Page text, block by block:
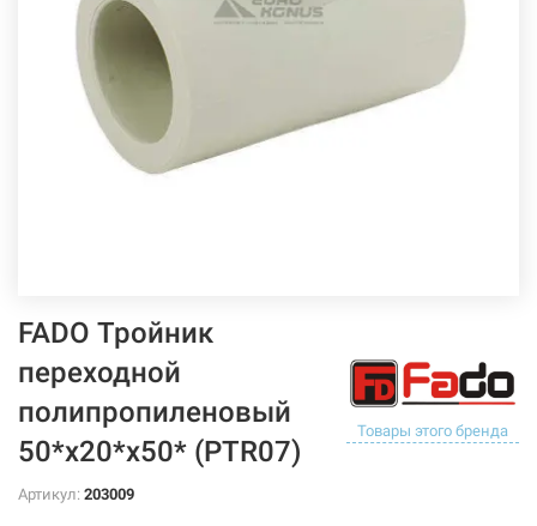
FADO Тройник
переходной
полипропиленовый
50*x20*x50* (PTR07)
Товары этого бренда
Артикул: 203009